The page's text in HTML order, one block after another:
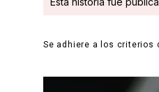
Se adhiere a los criterios